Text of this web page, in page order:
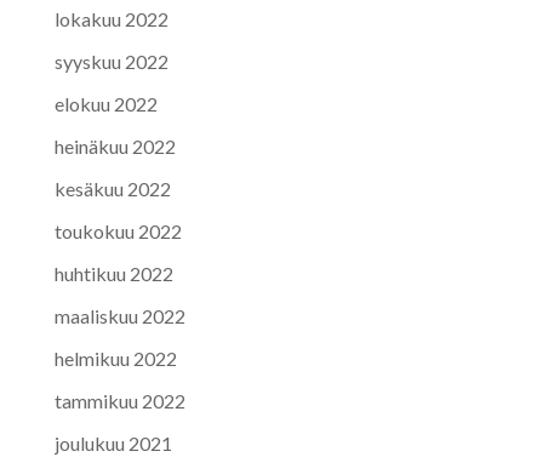
lokakuu 2022
syyskuu 2022
elokuu 2022
heinäkuu 2022
kesäkuu 2022
toukokuu 2022
huhtikuu 2022
maaliskuu 2022
helmikuu 2022
tammikuu 2022
joulukuu 2021